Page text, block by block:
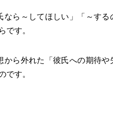
ら～してほしい」「～する
です。
ら外れた「彼氏への期待や
です。